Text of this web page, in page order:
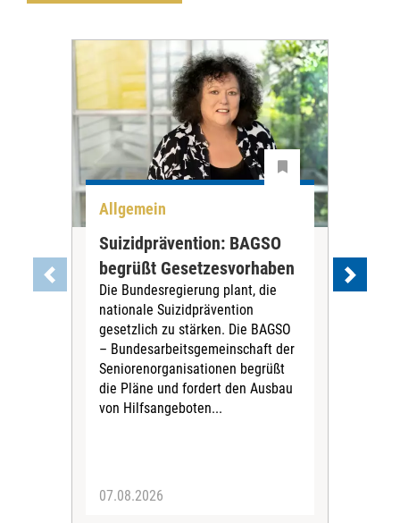
Allgemein
Suizidprävention: BAGSO
begrüßt Gesetzesvorhaben
Die Bundesregierung plant, die
nationale Suizidprävention
gesetzlich zu stärken. Die BAGSO
– Bundesarbeitsgemeinschaft der
Seniorenorganisationen begrüßt
die Pläne und fordert den Ausbau
von Hilfsangeboten...
07.08.2026